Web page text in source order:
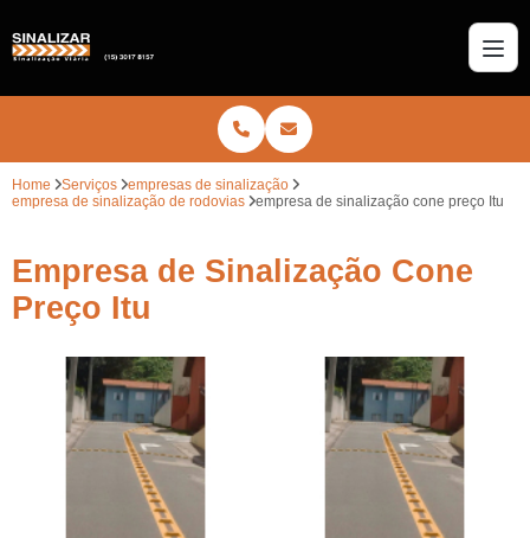
Home Serviços
empresas de sinalização
empresa de sinalização de rodovias
empresa de sinalização cone preço Itu
Empresa de Sinalização Cone
Preço Itu